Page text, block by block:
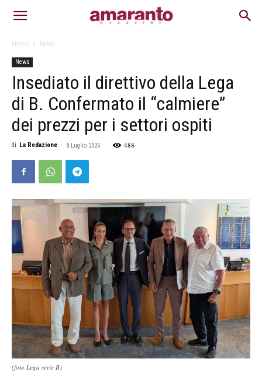
Home News
News
Insediato il direttivo della Lega
di B. Confermato il “calmiere”
dei prezzi per i settori ospiti
di La Redazione - 8 Luglio 2026 488
(foto Lega serie B)